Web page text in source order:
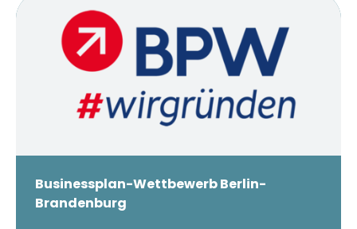
Businessplan-Wettbewerb Berlin-
Brandenburg